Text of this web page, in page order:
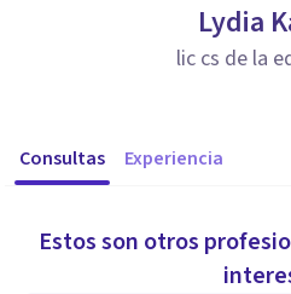
Lydia
lic cs de la
Consultas Experiencia
Estos son otros